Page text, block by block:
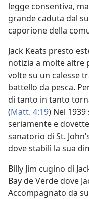
legge consentiva,
grande caduta dal
caporione della
Jack Keats presto
notizia a molte altre
volte su un calesse
battello da pesca.
di tanto in tanto
(Matt. 4:19) Nel
seriamente e
sanatorio di St.
dove stabilì la sua
Billy Jim cugino di
Bay de Verde dove
Accompagnato da